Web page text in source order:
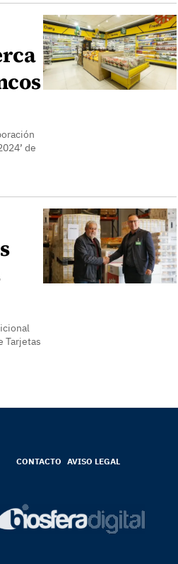
de
Tarjetas
CONTACTO AVISO LEGAL